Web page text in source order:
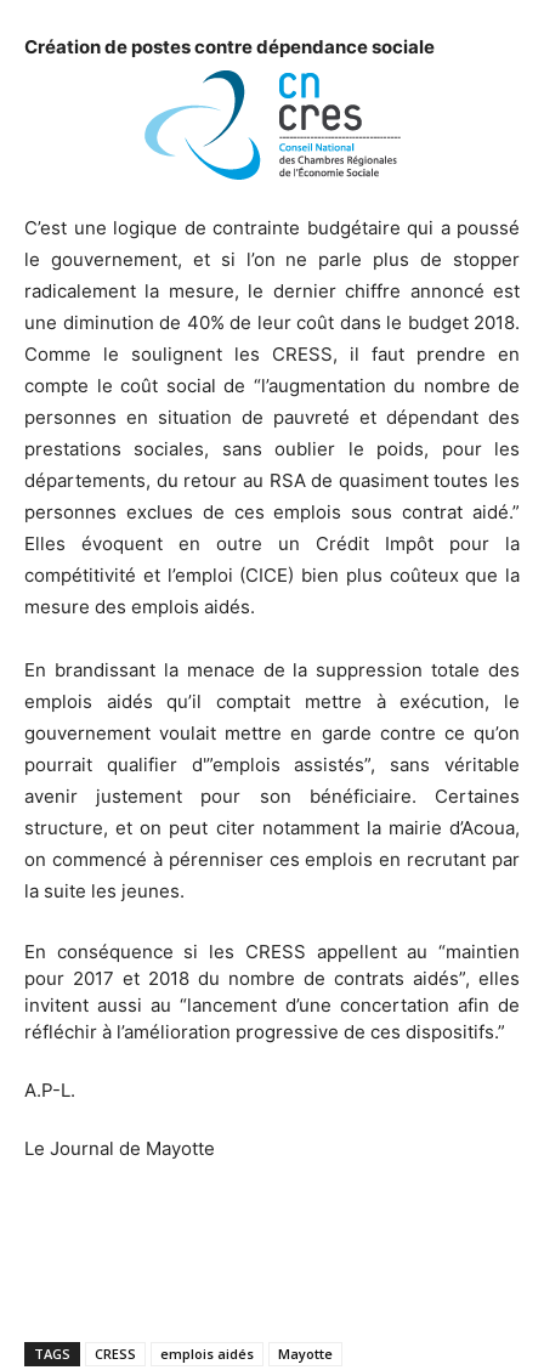
Création de postes contre dépendance sociale
C’est une logique de contrainte budgétaire qui a poussé
le gouvernement, et si l’on ne parle plus de stopper
radicalement la mesure, le dernier chiffre annoncé est
une diminution de 40% de leur coût dans le budget 2018.
Comme le soulignent les CRESS, il faut prendre en
compte le coût social de “l’augmentation du nombre de
personnes en situation de pauvreté et dépendant des
prestations sociales, sans oublier le poids, pour les
départements, du retour au RSA de quasiment toutes les
personnes exclues de ces emplois sous contrat aidé.”
Elles évoquent en outre un Crédit Impôt pour la
compétitivité et l’emploi (CICE) bien plus coûteux que la
mesure des emplois aidés.
En brandissant la menace de la suppression totale des
emplois aidés qu’il comptait mettre à exécution, le
gouvernement voulait mettre en garde contre ce qu’on
pourrait qualifier d'”emplois assistés”, sans véritable
avenir justement pour son bénéficiaire. Certaines
structure, et on peut citer notamment la mairie d’Acoua,
on commencé à pérenniser ces emplois en recrutant par
la suite les jeunes.
En conséquence si les CRESS appellent au “maintien
pour 2017 et 2018 du nombre de contrats aidés”, elles
invitent aussi au “lancement d’une concertation afin de
réfléchir à l’amélioration progressive de ces dispositifs.”
A.P-L.
Le Journal de Mayotte
TAGS CRESS emplois aidés Mayotte